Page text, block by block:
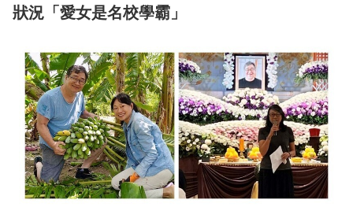
狀況「愛女是名校學霸」